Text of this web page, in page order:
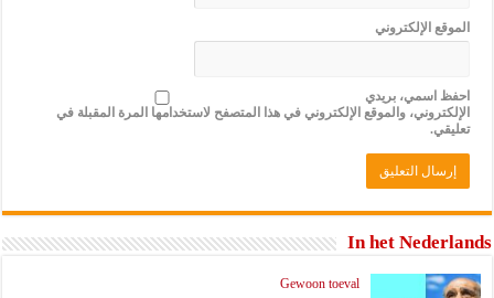
الموقع الإلكتروني
احفظ اسمي، بريدي
الإلكتروني، والموقع الإلكتروني في هذا المتصفح لاستخدامها المرة المقبلة في
تعليقي.
In het Nederlands
Gewoon toeval